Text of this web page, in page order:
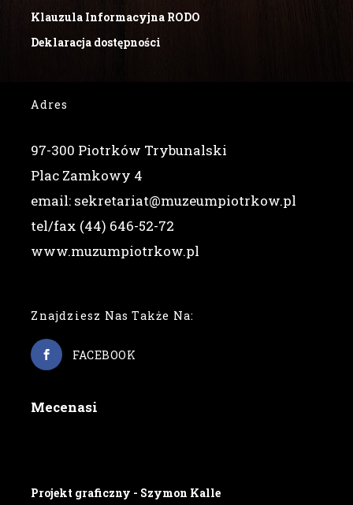
Klauzula Informacyjna RODO
Deklaracja dostępności
Adres
97-300 Piotrków Trybunalski
Plac Zamkowy 4
email: sekretariat@muzeumpiotrkow.pl
tel/fax (44) 646-52-72
www.muzumpiotrkow.pl
Znajdziesz Nas Także Na:
FACEBOOK
Mecenasi
Projekt graficzny - Szymon Kalle